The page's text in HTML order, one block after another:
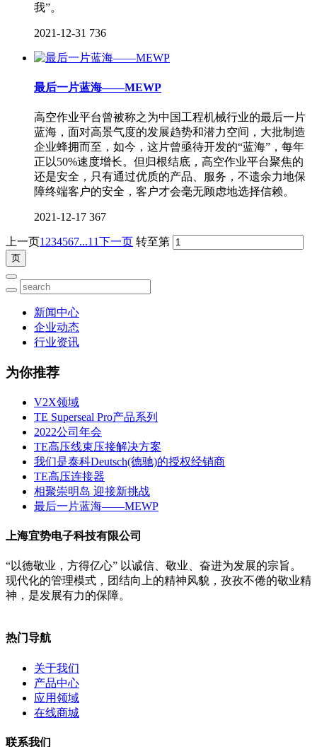
我”。
2021-12-31 736
最后一片蓝海——MEWP
高空作业平台曾被称之为中国工程机械行业的最后一片
蓝海，面对高景气度的发展趋势和潜力空间，大批制造
企业蜂拥而至，如今，这片曾亟待开发的“蓝海”，每年
正以50%速度增长。但归根结底，高空作业平台聚焦的
还是安全，只有通过优质的产品、服务，不遗余力地保
障终端客户的安全，客户才会毫无顾虑地选择信赖。
2021-12-17 367
上一页1 234567...11下一页 转至第
新闻中心
企业动态
行业资讯
为你推荐
V2X领域
TE Superseal Pro产品系列
2022公司年会
TE高压线束压接解决方案
我们是泰科Deutsch(德驰)的授权经销商
TE高压连接器
相聚崇明岛 迎接新挑战
最后一片蓝海——MEWP
上海宜势电子科技有限公司
“以德敬业，方得亿心” 以诚信、敬业、奋进为发展的宗旨。
现代化的管理模式，团结向上的精神风貌，孜孜不倦的敬业精
神，是发展有力的保障。
热门导航
关于我们
产品中心
应用领域
在线商城
联系我们